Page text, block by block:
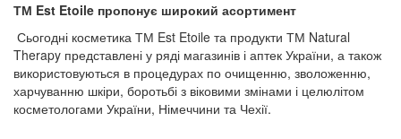
ТМ Est Etoile пропонує широкий асортимент
Сьогодні косметика ТМ Est Etoile та продукти ТМ Natural
Therapy представлені у ряді магазинів і аптек України, а також
використовуються в процедурах по очищенню, зволоженню,
харчуванню шкіри, боротьбі з віковими змінами і целюлітом
косметологами України, Німеччини та Чехії.